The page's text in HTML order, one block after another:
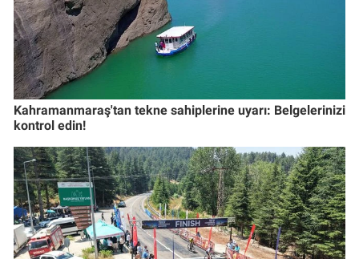
Kahramanmaraş'tan tekne sahiplerine uyarı: Belgelerinizi
kontrol edin!